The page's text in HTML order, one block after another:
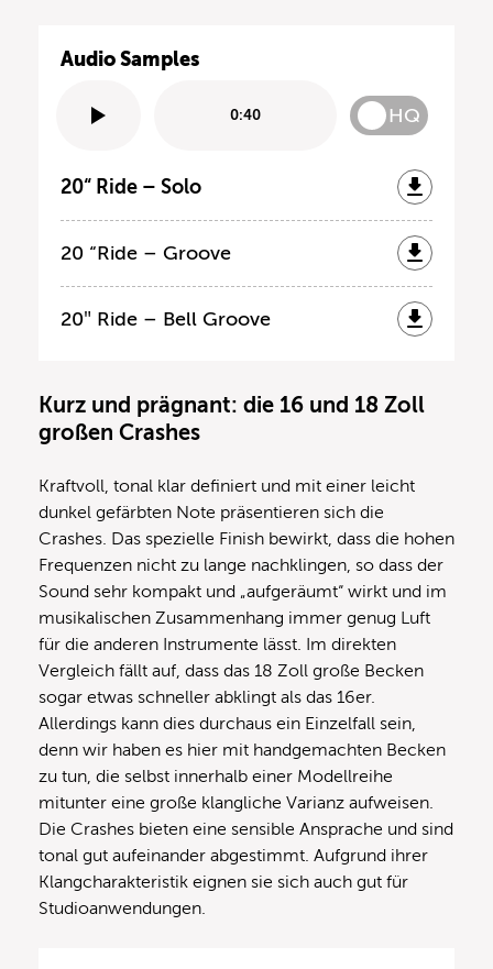
Audio Samples
0:40 HQ
20“ Ride – Solo
20 “Ride – Groove
20″ Ride – Bell Groove
Kurz und prägnant: die 16 und 18 Zoll
großen Crashes
Kraftvoll, tonal klar definiert und mit einer leicht
dunkel gefärbten Note präsentieren sich die
Crashes. Das spezielle Finish bewirkt, dass die hohen
Frequenzen nicht zu lange nachklingen, so dass der
Sound sehr kompakt und „aufgeräumt“ wirkt und im
musikalischen Zusammenhang immer genug Luft
für die anderen Instrumente lässt. Im direkten
Vergleich fällt auf, dass das 18 Zoll große Becken
sogar etwas schneller abklingt als das 16er.
Allerdings kann dies durchaus ein Einzelfall sein,
denn wir haben es hier mit handgemachten Becken
zu tun, die selbst innerhalb einer Modellreihe
mitunter eine große klangliche Varianz aufweisen.
Die Crashes bieten eine sensible Ansprache und sind
tonal gut aufeinander abgestimmt. Aufgrund ihrer
Klangcharakteristik eignen sie sich auch gut für
Studioanwendungen.